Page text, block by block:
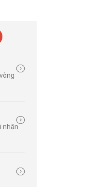
phối ổn áp Robot
2 bình luận
hàng. ⚡ 3 pha: cho nhà
sự cố về nguồn điện.
Điện Máy HMC
dịch vụ và công
động cơ servo...
nhận